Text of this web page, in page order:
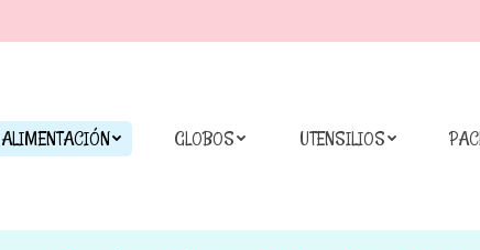
ALIMENTACIÓN GLOBOS UTENSILIOS